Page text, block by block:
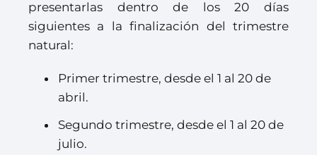
presentarlas dentro de los 20 días
siguientes a la finalización del trimestre
natural:
Primer trimestre, desde el 1 al 20 de
abril.
Segundo trimestre, desde el 1 al 20 de
julio.